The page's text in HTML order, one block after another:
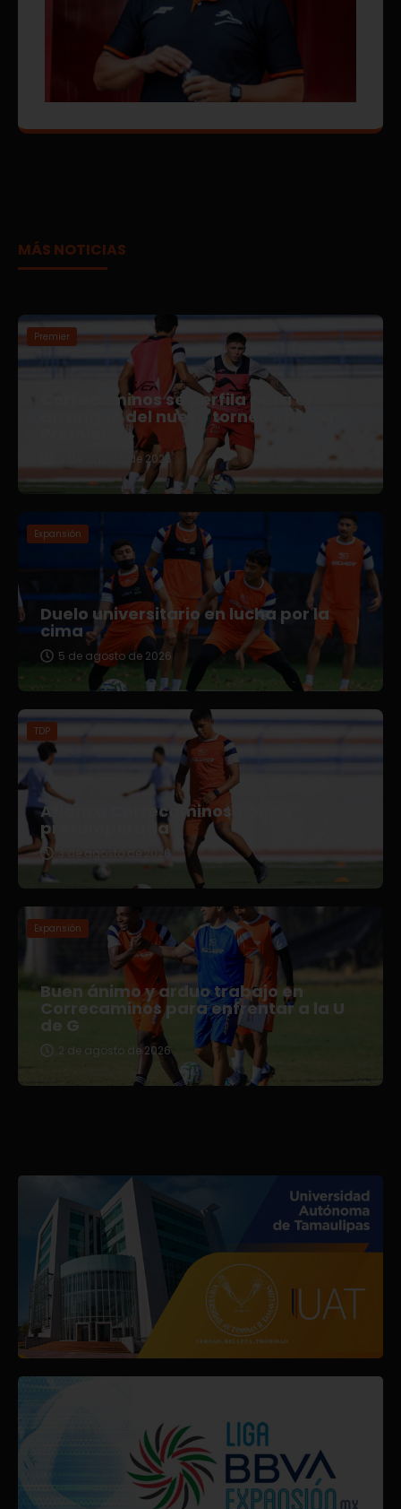
MÁS NOTICIAS
Premier
Correcaminos se perfila para el
arranque del nuevo torneo en Liga
5 de agosto de 2026
Expansión
Duelo universitario en lucha por la
cima
5 de agosto de 2026
TDP
Afianza Correcaminos TDP su
pretemporada
3 de agosto de 2026
Expansión
Buen ánimo y arduo trabajo en
Correcaminos para enfrentar a la U
de G
2 de agosto de 2026